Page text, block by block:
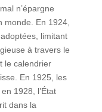
n’épargne
monde. En 1924,
limitant
à travers le
le calendrier
En 1925, les
1928, l’État
dans la